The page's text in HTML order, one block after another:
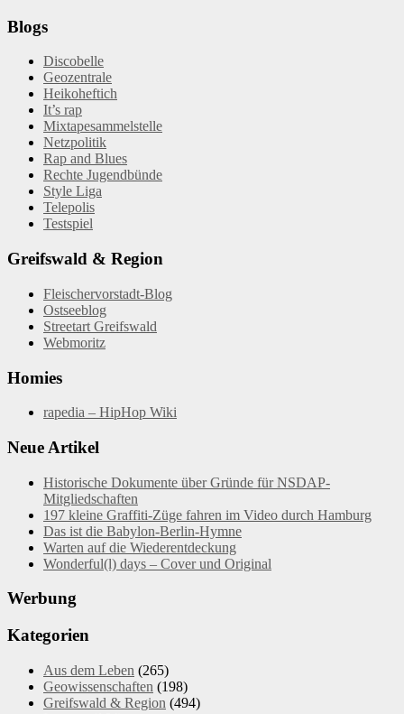
Blogs
Discobelle
Geozentrale
Heikoheftich
It’s rap
Mixtapesammelstelle
Netzpolitik
Rap and Blues
Rechte Jugendbünde
Style Liga
Telepolis
Testspiel
Greifswald & Region
Fleischervorstadt-Blog
Ostseeblog
Streetart Greifswald
Webmoritz
Homies
rapedia – HipHop Wiki
Neue Artikel
Historische Dokumente über Gründe für NSDAP-
Mitgliedschaften
197 kleine Graffiti-Züge fahren im Video durch Hamburg
Das ist die Babylon-Berlin-Hymne
Warten auf die Wiederentdeckung
Wonderful(l) days – Cover und Original
Werbung
Kategorien
Aus dem Leben (265)
Geowissenschaften (198)
Greifswald & Region (494)